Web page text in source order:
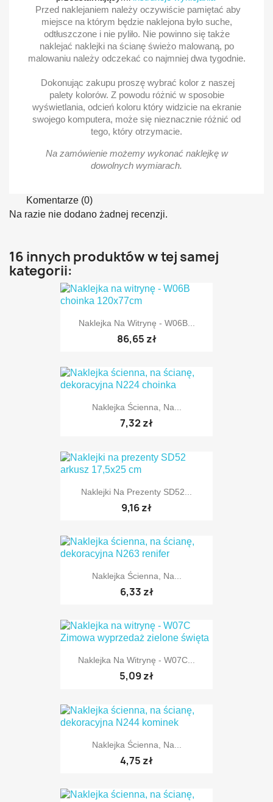
Przed naklejaniem należy oczywiście pamiętać aby
miejsce na którym będzie naklejona było suche,
odtłuszczone i nie pyliło. Nie powinno się także
naklejać naklejki na ścianę świeżo malowaną, po
malowaniu należy odczekać co najmniej dwa tygodnie.
Dokonując zakupu proszę wybrać kolor z naszej
palety kolorów. Z powodu różnić w sposobie
wyświetlania, odcień koloru który widzicie na ekranie
swojego komputera, może się nieznacznie różnić od
tego, który otrzymacie.
Na zamówienie możemy wykonać naklejkę w
dowolnych wymiarach.
Komentarze (0)
Na razie nie dodano żadnej recenzji.
16 innych produktów w tej samej
kategorii:
Naklejka Na Witrynę - W06B...
86,65 zł
Naklejka Ścienna, Na...
7,32 zł
TYLKO ONLINE
Naklejki Na Prezenty SD52...
9,16 zł
TYLKO ONLINE
Naklejka Ścienna, Na...
6,33 zł
TYLKO ONLINE
Naklejka Na Witrynę - W07C...
5,09 zł
Naklejka Ścienna, Na...
4,75 zł